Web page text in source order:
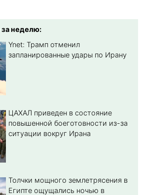
неделю:
Ynet: Трамп отменил
запланированные удары по Ирану
ЦАХАЛ приведен в состояние
повышенной боеготовности из-за
ситуации вокруг Ирана
Толчки мощного землетрясения в
Египте ощущались ночью в